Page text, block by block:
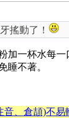
搖動了！
加一杯水每
睡不著。
音、倉頡)不